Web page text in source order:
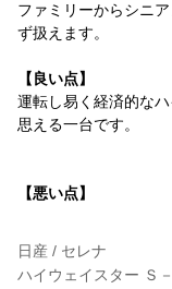
ファミリーからシニ
ず扱えます。
【良い点】
運転し易く経済的な
思える一台です。
【悪い点】
日産 / セレナ
ハイウェイスター Ｓ